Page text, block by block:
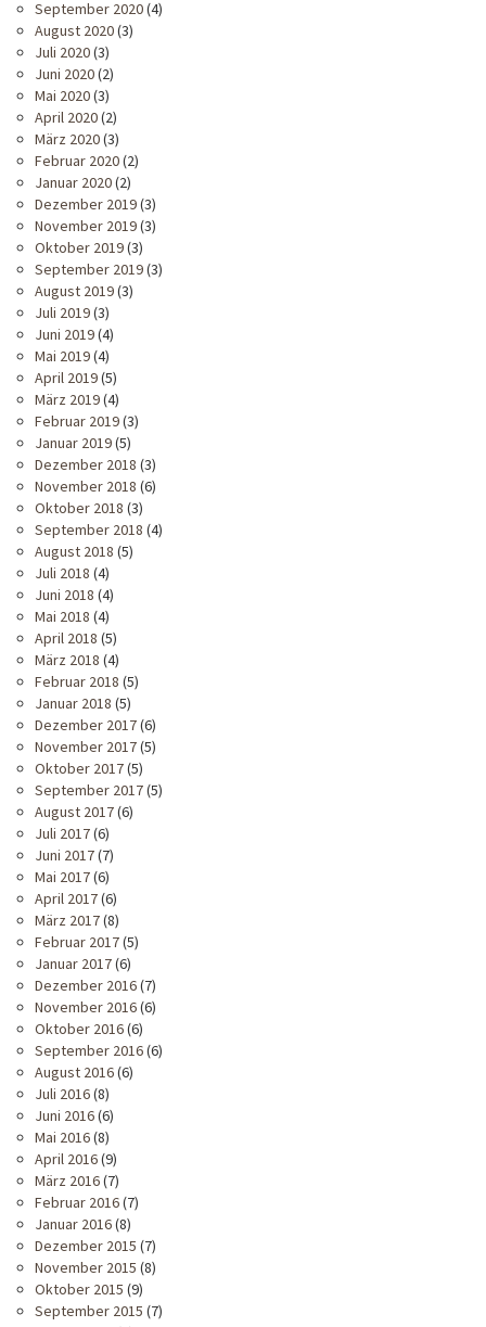
September 2020(4)
August 2020(3)
Juli 2020(3)
Juni 2020(2)
Mai 2020(3)
April 2020(2)
März 2020(3)
Februar 2020(2)
Januar 2020(2)
Dezember 2019(3)
November 2019(3)
Oktober 2019(3)
September 2019(3)
August 2019(3)
Juli 2019(3)
Juni 2019(4)
Mai 2019(4)
April 2019(5)
März 2019(4)
Februar 2019(3)
Januar 2019(5)
Dezember 2018 (3)
November 2018 (6)
Oktober 2018 (3)
September 2018 (4)
August 2018 (5)
Juli 2018 (4)
Juni 2018 (4)
Mai 2018 (4)
April 2018 (5)
März 2018 (4)
Februar 2018 (5)
Januar 2018 (5)
Dezember 2017(6)
November 2017(5)
Oktober 2017(5)
September 2017(5)
August 2017(6)
Juli 2017(6)
Juni 2017(7)
Mai 2017(6)
April 2017(6)
März 2017(8)
Februar 2017(5)
Januar 2017(6)
Dezember 2016(7)
November 2016(6)
Oktober 2016(6)
September 2016(6)
August 2016(6)
Juli 2016(8)
Juni 2016(6)
Mai 2016(8)
April 2016(9)
März 2016(7)
Februar 2016(7)
Januar 2016(8)
Dezember 2015 (7)
November 2015 (8)
Oktober 2015 (9)
September 2015 (7)